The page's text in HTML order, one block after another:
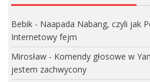
Bebik- Naapada Nabang, czyli jak
Internetowy fejm
Mirosław- Komendy głosowe w
jestem zachwycony